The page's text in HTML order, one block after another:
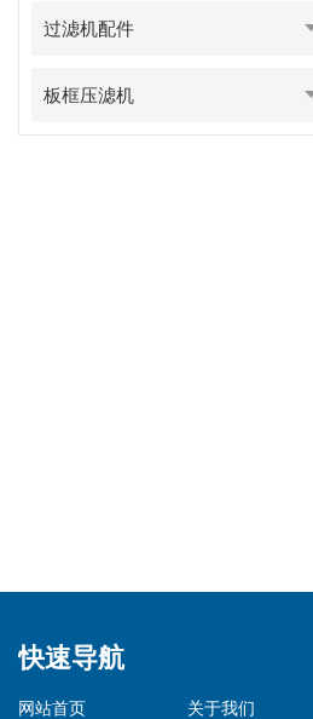
过滤机配件
板框压滤机
快速导航
网站首页
关于我们